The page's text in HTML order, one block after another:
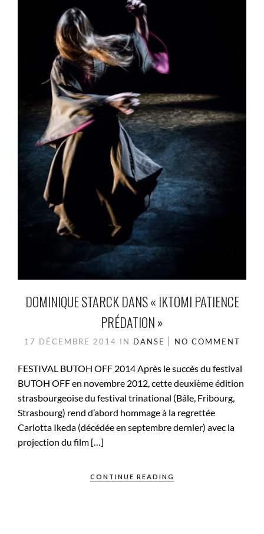
DOMINIQUE STARCK DANS « IKTOMI PATIENCE
PRÉDATION »
17 DÉCEMBRE 2014 IN DANSE NO COMMENT
FESTIVAL BUTOH OFF 2014 Après le succès du festival
BUTOH OFF en novembre 2012, cette deuxième édition
strasbourgeoise du festival trinational (Bâle, Fribourg,
Strasbourg) rend d’abord hommage à la regrettée
Carlotta Ikeda (décédée en septembre dernier) avec la
projection du film […]
CONTINUE READING